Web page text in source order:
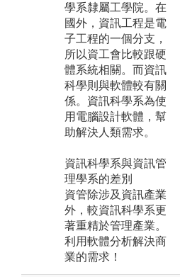
學系隸屬工學院。在
國外，資訊工程是電
子工程的一個分支，
所以資工會比較跟硬
體系統相關。而資訊
科學則與軟體較有關
係。資訊科學系為使
用電腦設計軟體，幫
助解決人類需求。
資訊科學系與資訊管
理學系的差別
資管除涉及資訊產業
外，較資訊科學系更
著重精於管理產業。
利用軟體分析解決商
業的需求！